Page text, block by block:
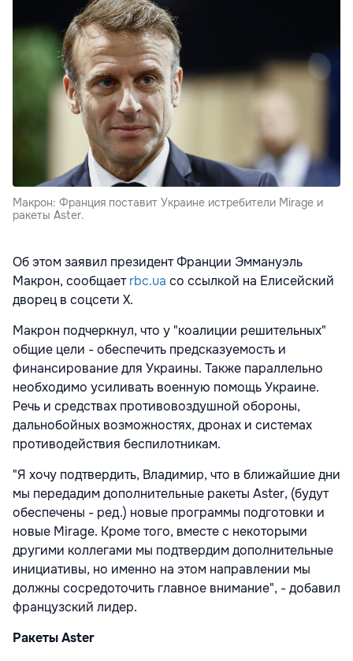
Макрон: Франция поставит Украине истребители Mirage и
ракеты Aster.
Об этом заявил президент Франции Эммануэль
Макрон, сообщаетrbc.ua со ссылкой на Елисейский
дворец в соцсети X.
Макрон подчеркнул, что у "коалиции решительных"
общие цели - обеспечить предсказуемость и
финансирование для Украины. Также параллельно
необходимо усиливать военную помощь Украине.
Речь и средствах противовоздушной обороны,
дальнобойных возможностях, дронах и системах
противодействия беспилотникам.
"Я хочу подтвердить, Владимир, что в ближайшие дни
мы передадим дополнительные ракеты Aster, (будут
обеспечены - ред.) новые программы подготовки и
новые Mirage. Кроме того, вместе с некоторыми
другими коллегами мы подтвердим дополнительные
инициативы, но именно на этом направлении мы
должны сосредоточить главное внимание", - добавил
французский лидер.
Ракеты Aster